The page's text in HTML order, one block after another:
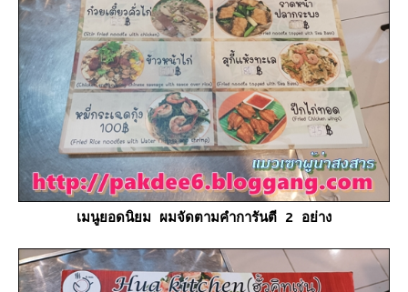
เมนูยอดนิยม ผมจัดตามคำการันตี 2 อย่าง